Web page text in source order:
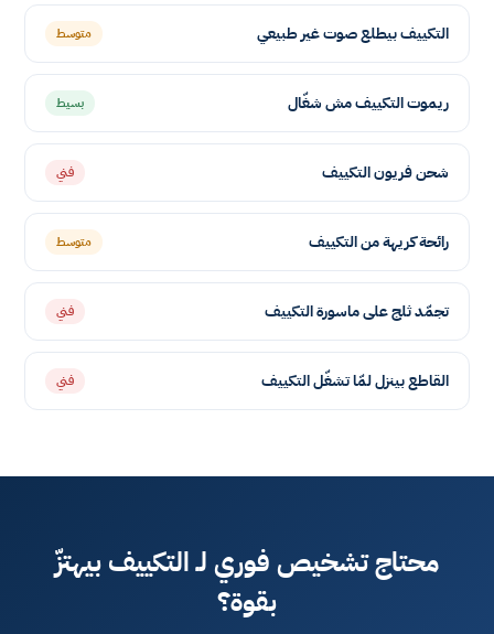
التكييف بيطلع صوت غير طبيعي متوسط
ريموت التكييف مش شغّال بسيط
شحن فريون التكييف فني
رائحة كريهة من التكييف متوسط
تجمّد ثلج على ماسورة التكييف فني
القاطع بينزل لمّا تشغّل التكييف فني
محتاج تشخيص فوري لـ التكييف بيهتزّ
بقوة؟